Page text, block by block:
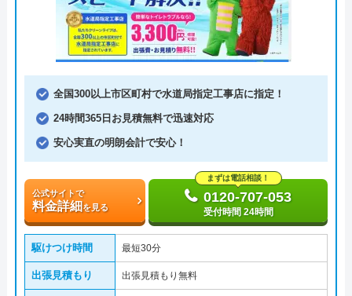
全国300以上市区町村で水道局指定工事店に指定！
24時間365日お見積無料で迅速対応
安心実直の明朗会計で安心！
公式サイトで
料金詳細を見る
まずは電話相談！
0120-707-053
受付時間 24時間
駆けつけ時間 最短30分
出張見積もり 出張見積もり無料